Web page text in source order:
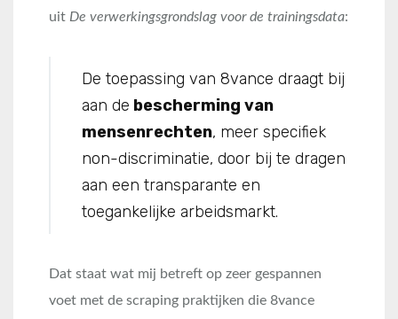
uit De verwerkingsgrondslag voor de trainingsdata:
De toepassing van 8vance draagt bij
aan de bescherming van
mensenrechten, meer specifiek
non-discriminatie, door bij te dragen
aan een transparante en
toegankelijke arbeidsmarkt.
Dat staat wat mij betreft op zeer gespannen
voet met de scraping praktijken die 8vance